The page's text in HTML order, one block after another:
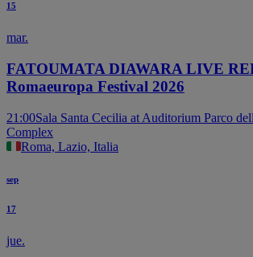
15
mar.
FATOUMATA DIAWARA LIVE
Romaeuropa Festival 2026
21:00Sala Santa Cecilia at Auditorium Parco
Complex
Roma, Lazio, Italia
sep
17
jue.